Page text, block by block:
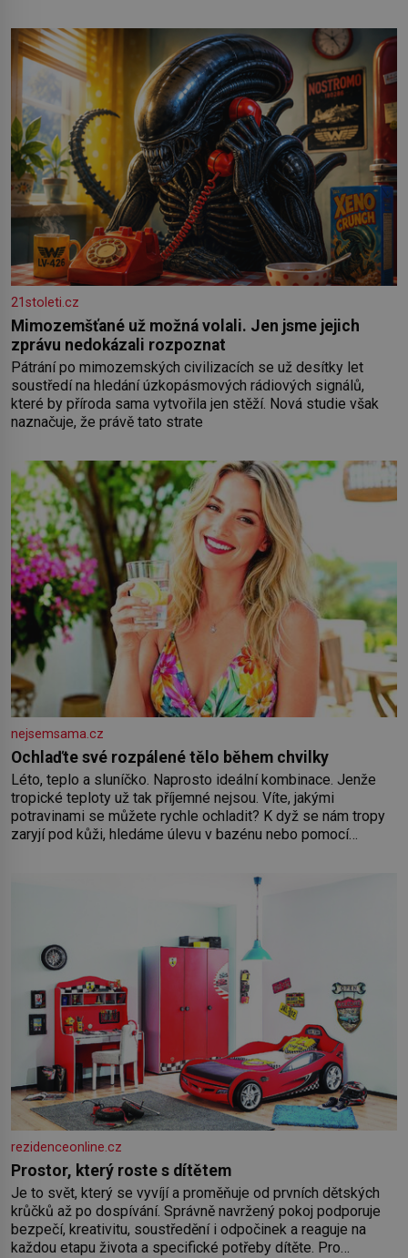
21stoleti.cz
Mimozemšťané už možná volali. Jen jsme jejich
zprávu nedokázali rozpoznat
Pátrání po mimozemských civilizacích se už desítky let
soustředí na hledání úzkopásmových rádiových signálů,
které by příroda sama vytvořila jen stěží. Nová studie však
naznačuje, že právě tato strate
nejsemsama.cz
Ochlaďte své rozpálené tělo během chvilky
Léto, teplo a sluníčko. Naprosto ideální kombinace. Jenže
tropické teploty už tak příjemné nejsou. Víte, jakými
potravinami se můžete rychle ochladit? K dyž se nám tropy
zaryjí pod kůži, hledáme úlevu v bazénu nebo pomocí
rezidenceonline.cz
Prostor, který roste s dítětem
Je to svět, který se vyvíjí a proměňuje od prvních dětských
krůčků až po dospívání. Správně navržený pokoj podporuje
bezpečí, kreativitu, soustředění i odpočinek a reaguje na
každou etapu života a specifické potřeby dítěte. Pro